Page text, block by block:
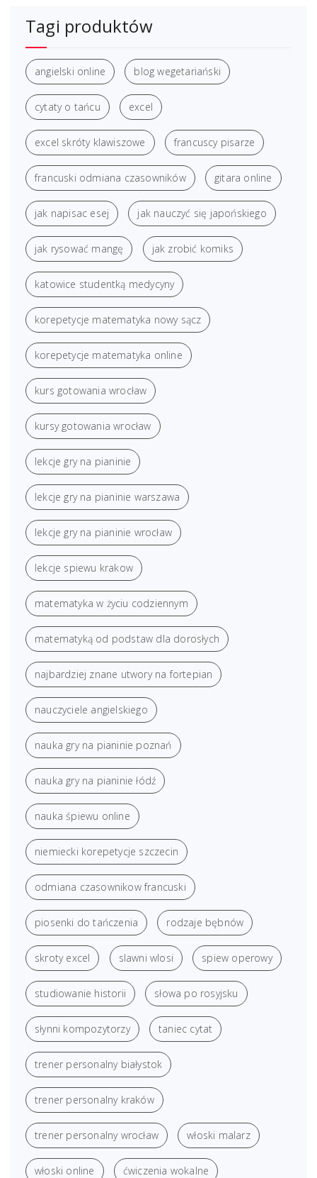
Tagi produktów
angielski online blog wegetariański
cytaty o tańcu excel
excel skróty klawiszowe francuscy pisarze
francuski odmiana czasowników gitara online
jak napisac esej jak nauczyć się japońskiego
jak rysować mangę jak zrobić komiks
katowice studentką medycyny
korepetycje matematyka nowy sącz
korepetycje matematyka online
kurs gotowania wrocław
kursy gotowania wrocław
lekcje gry na pianinie
lekcje gry na pianinie warszawa
lekcje gry na pianinie wrocław
lekcje spiewu krakow
matematyka w życiu codziennym
matematyką od podstaw dla dorosłych
najbardziej znane utwory na fortepian
nauczyciele angielskiego
nauka gry na pianinie poznań
nauka gry na pianinie łódź
nauka śpiewu online
niemiecki korepetycje szczecin
odmiana czasownikow francuski
piosenki do tańczenia rodzaje bębnów
skroty excel slawni wlosi spiew operowy
studiowanie historii słowa po rosyjsku
słynni kompozytorzy taniec cytat
trener personalny białystok
trener personalny kraków
trener personalny wrocław włoski malarz
włoski online ćwiczenia wokalne